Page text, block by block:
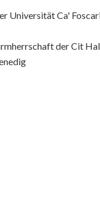
Universität Ca'
der Cit